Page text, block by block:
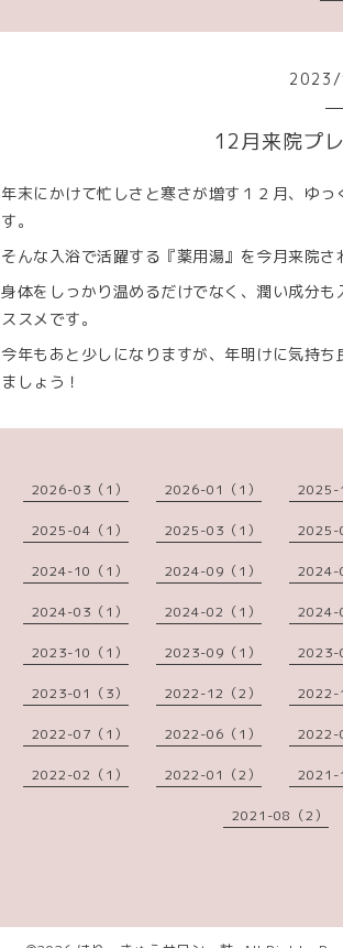
2023 /
12月来院プ
年末にかけて忙しさと寒さが増す１２月、ゆ
す。
そんな入浴で活躍する『薬用湯』を今月来院さ
身体をしっかり温めるだけでなく、潤い成分
ススメです。
今年もあと少しになりますが、年明けに気持
ましょう！
2026-03（1） 2026-01（1） 2025-
2025-04（1） 2025-03（1） 2025-
2024-10（1） 2024-09（1） 2024-
2024-03（1） 2024-02（1） 2024-
2023-10（1） 2023-09（1） 2023-
2023-01（3） 2022-12（2） 2022-
2022-07（1） 2022-06（1） 2022-
2022-02（1） 2022-01（2） 2021-
2021-08（2）